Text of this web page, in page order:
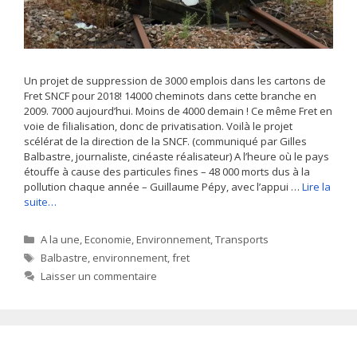
Un projet de suppression de 3000 emplois dans les cartons de
Fret SNCF pour 2018! 14000 cheminots dans cette branche en
2009. 7000 aujourd’hui. Moins de 4000 demain ! Ce même Fret en
voie de filialisation, donc de privatisation. Voilà le projet
scélérat de la direction de la SNCF. (communiqué par Gilles
Balbastre, journaliste, cinéaste réalisateur) A l’heure où le pays
étouffe à cause des particules fines – 48 000 morts dus à la
pollution chaque année – Guillaume Pépy, avec l’appui … Lire la
suite…
Catégories
A la une,Economie,Environnement,Transports
Étiquettes
Balbastre, environnement,fret
Laisser un commentaire